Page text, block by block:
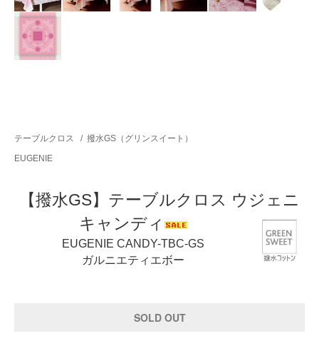
テーブルクロス / 撥水GS（グリンスイート）
EUGENIE
【撥水GS】テーブルクロス ウジェニ
キャンディ
EUGENIE CANDY-TBC-GS
ガルニエティエボー